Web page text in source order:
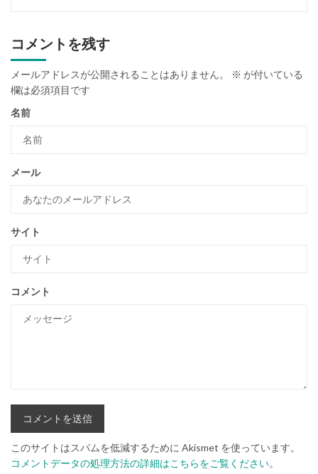
コメントを残す
メールアドレスが公開されることはありません。 ※ が付いている
欄は必須項目です
名前
メール
サイト
コメント
このサイトはスパムを低減するために Akismet を使っています。
コメントデータの処理方法の詳細はこちらをご覧ください。